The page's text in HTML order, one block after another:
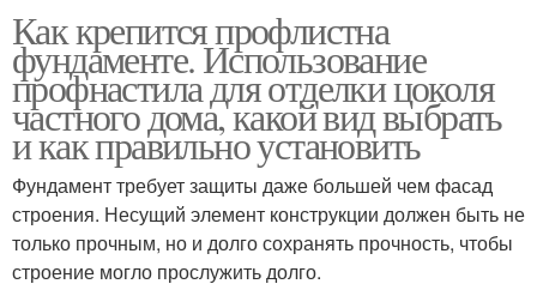
Как крепится профлистна
фундаменте. Использование
профнастила для отделки цоколя
частного дома, какой вид выбрать
и как правильно установить
Фундамент требует защиты даже большей чем фасад
строения. Несущий элемент конструкции должен быть не
только прочным, но и долго сохранять прочность, чтобы
строение могло прослужить долго.